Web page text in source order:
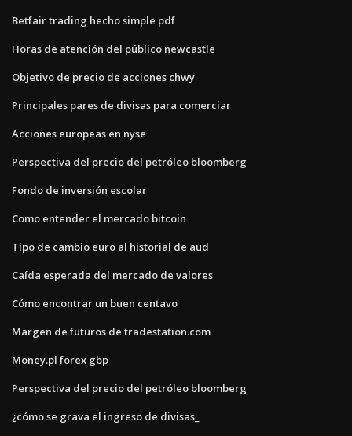
Betfair trading hecho simple pdf
Horas de atención del público newcastle
Objetivo de precio de acciones chwy
Principales pares de divisas para comerciar
Acciones europeas en nyse
Perspectiva del precio del petróleo bloomberg
Fondo de inversión escolar
Como entender el mercado bitcoin
Tipo de cambio euro al historial de aud
Caída esperada del mercado de valores
Cómo encontrar un buen centavo
Margen de futuros de tradestation.com
Money.pl forex gbp
Perspectiva del precio del petróleo bloomberg
¿cómo se grava el ingreso de divisas_